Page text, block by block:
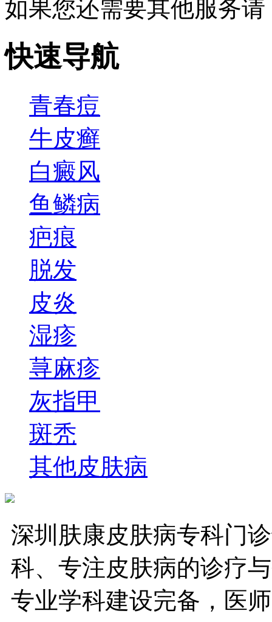
如果您还需要其他服务
快速导航
青春痘
牛皮癣
白癜风
鱼鳞病
疤痕
脱发
皮炎
湿疹
荨麻疹
灰指甲
斑秃
其他皮肤病
深圳肤康皮肤病专科门
科、专注皮肤病的诊疗
专业学科建设完备，医